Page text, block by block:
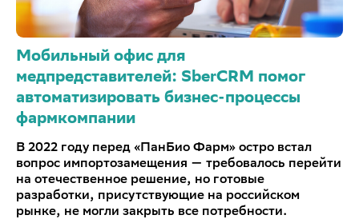
Мобильный офис для
медпредставителей: SberCRM помог
автоматизировать бизнес-процессы
фармкомпании
В 2022 году перед «ПанБио Фарм» остро встал
вопрос импортозамещения — требовалось перейти
на отечественное решение, но готовые
разработки, присутствующие на российском
рынке, не могли закрыть все потребности.